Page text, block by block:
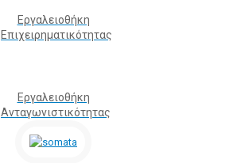
Εργαλειοθήκη
Eπιχειρηματικότητας
Εργαλειοθήκη
Ανταγωνιστικότητας